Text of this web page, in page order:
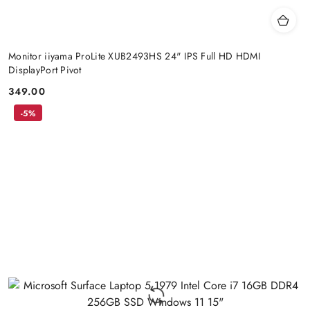
Monitor iiyama ProLite XUB2493HS 24" IPS Full HD HDMI
DisplayPort Pivot
Price:
349.00
-5%